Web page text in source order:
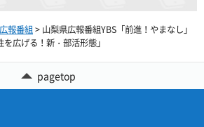
広報番組> 山梨県広報番組YBS「前進！やまなし」
広げる！新・部活形態」
pagetop